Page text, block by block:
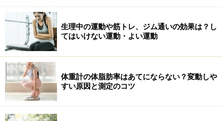
指に痛みが出ない人もいるということです。
足の形の違いでは、親指が一番長い人の方が、2番目の
指が一番長い人よりも親指の負担は大きくなることがイ
メージできるでしょうし、ゆっくり歩く高齢者の方が負
担は小さく、ランニングなどで走る機会の多い人の方が
大きな負担が掛かりやすいのも、わかりやすい例かと思
います。
生理中の運動や筋トレ、ジム通いの効果は？し
てはいけない運動・よい運動
体重計の体脂肪率はあてにならない？変動しや
すい原因と測定のコツ